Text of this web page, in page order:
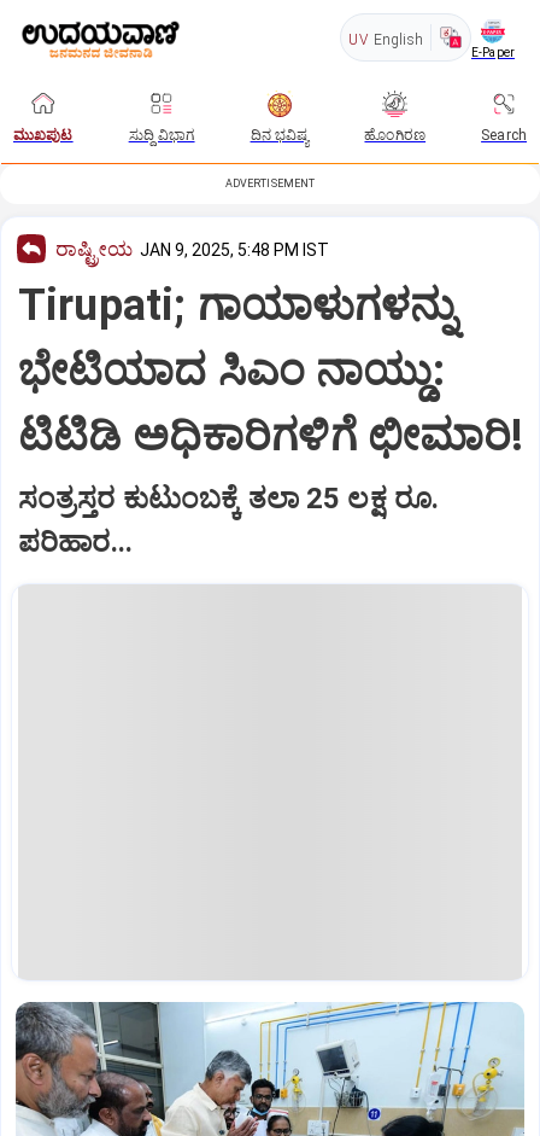
UV English
E-Paper
ಮುಖಪುಟ ಸುದ್ದಿ ವಿಭಾಗ ದಿನ ಭವಿಷ್ಯ ಹೊಂಗಿರಣ Search
ADVERTISEMENT
ರಾಷ್ಟ್ರೀಯ JAN 9, 2025, 5:48 PM IST
Tirupati; ಗಾಯಾಳುಗಳನ್ನು
ಭೇಟಿಯಾದ ಸಿಎಂ ನಾಯ್ಡು:
ಟಿಟಿಡಿ ಅಧಿಕಾರಿಗಳಿಗೆ ಛೀಮಾರಿ!
ಸಂತ್ರಸ್ತರ ಕುಟುಂಬಕ್ಕೆ ತಲಾ 25 ಲಕ್ಷ ರೂ.
ಪರಿಹಾರ...